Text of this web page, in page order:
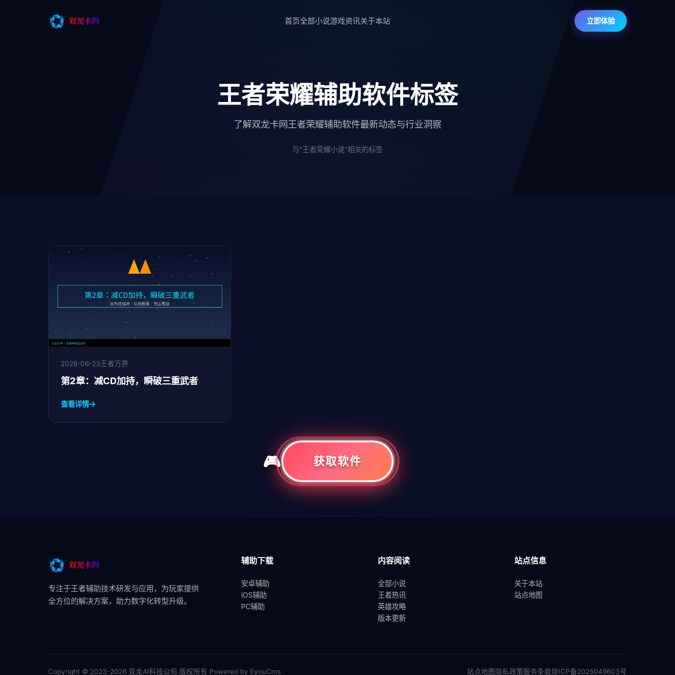
首页全部小说游戏资讯关于本站 立即体验
王者荣耀辅助软件标签
了解双龙卡网王者荣耀辅助软件最新动态与行业洞察
与"王者荣耀小说"相关的标签
2026-06-23王者万界
第2章：减CD加持，瞬破三重武者
查看详情
共1页1条
专注于王者辅助技术研发与应用，为玩家提供
全方位的解决方案，助力数字化转型升级。
辅助下载
安卓辅助
iOS辅助
PC辅助
内容阅读
全部小说
王者热讯
英雄攻略
版本更新
站点信息
关于本站
站点地图
Copyright © 2023-2026 双龙AI科技公司 版权所有 Powered by EyouCms 站点地图 隐私政策服务条款琼ICP备2025049603号
获取软件